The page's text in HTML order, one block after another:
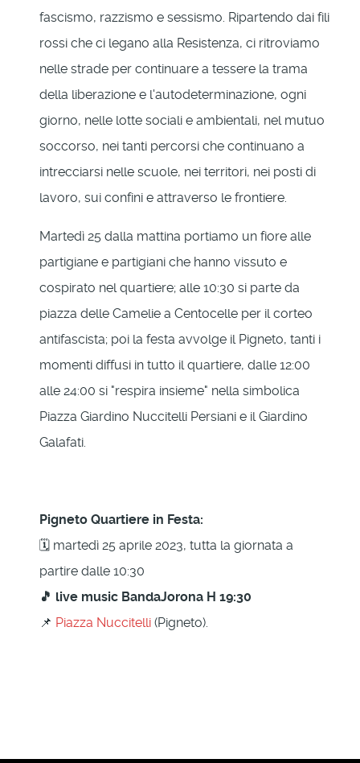
fascismo, razzismo e sessismo. Ripartendo dai fili
rossi che ci legano alla Resistenza, ci ritroviamo
nelle strade per continuare a tessere la trama
della liberazione e l'autodeterminazione, ogni
giorno, nelle lotte sociali e ambientali, nel mutuo
soccorso, nei tanti percorsi che continuano a
intrecciarsi nelle scuole, nei territori, nei posti di
lavoro, sui confini e attraverso le frontiere.
Martedì 25 dalla mattina portiamo un fiore alle
partigiane e partigiani che hanno vissuto e
cospirato nel quartiere; alle 10:30 si parte da
piazza delle Camelie a Centocelle per il corteo
antifascista; poi la festa avvolge il Pigneto, tanti i
momenti diffusi in tutto il quartiere, dalle 12:00
alle 24:00 si "respira insieme" nella simbolica
Piazza Giardino Nuccitelli Persiani e il Giardino
Galafati.
Pigneto Quartiere in Festa:
🗓 martedì 25 aprile 2023, tutta la giornata a
partire dalle 10:30
🎵 live music BandaJorona H 19:30
📌 Piazza Nuccitelli (Pigneto).